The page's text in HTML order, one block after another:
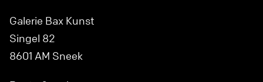
Galerie Bax Kunst
Singel 82
8601 AM Sneek